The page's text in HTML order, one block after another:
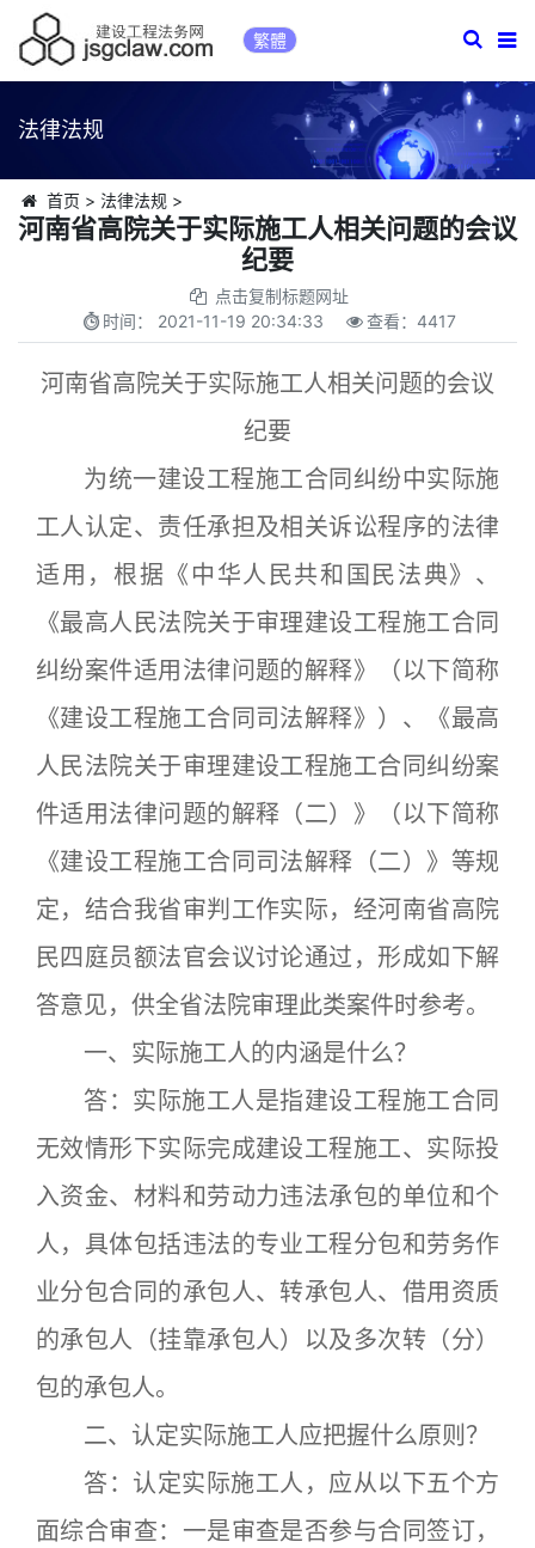
繁體
法律法规
首页 > 法律法规 >
河南省高院关于实际施工人相关问题的会议
纪要
点击复制标题网址
时间： 2021-11-19 20:34:33 查看： 4417
河南省高院关于实际施工人相关问题的会议
纪要
为统一建设工程施工合同纠纷中实际施
工人认定、责任承担及相关诉讼程序的法律
适用，根据《中华人民共和国民法典》、
《最高人民法院关于审理建设工程施工合同
纠纷案件适用法律问题的解释》（以下简称
《建设工程施工合同司法解释》）、《最高
人民法院关于审理建设工程施工合同纠纷案
件适用法律问题的解释（二）》（以下简称
《建设工程施工合同司法解释（二）》等规
定，结合我省审判工作实际，经河南省高院
民四庭员额法官会议讨论通过，形成如下解
答意见，供全省法院审理此类案件时参考。
一、实际施工人的内涵是什么？
答：实际施工人是指建设工程施工合同
无效情形下实际完成建设工程施工、实际投
入资金、材料和劳动力违法承包的单位和个
人，具体包括违法的专业工程分包和劳务作
业分包合同的承包人、转承包人、借用资质
的承包人（挂靠承包人）以及多次转（分）
包的承包人。
二、认定实际施工人应把握什么原则？
答：认定实际施工人，应从以下五个方
面综合审查：一是审查是否参与合同签订，